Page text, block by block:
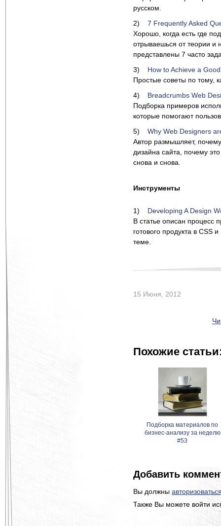
русском.
2) 7 Frequently Asked
Хорошо, когда есть где
отрываешься от теории и
представлены 7 часто
3) How to Achieve a
Простые советы по тому,
4) Breadcrumbs Web
Подборка примеров
которые помогают
5) Why Web Designers
Автор размышляет,
дизайна сайта, почему
снова и снова.
Инструменты
1) Developing A Design
В статье описан процесс
готового продукта в CSS
теме.
15 Июня, 2012
Похожие
Подборка материалов по
бизнес-анализу за неделю
#53
Добавить
Вы должны
Также Вы можете войти